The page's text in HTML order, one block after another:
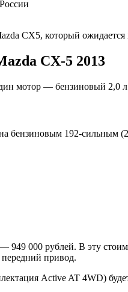
CX5, который ожидается
CX-5 2013
мотор — бензиновый
бензиновым 192-
000 рублей. В эту
привод.
Active AT 4WD)